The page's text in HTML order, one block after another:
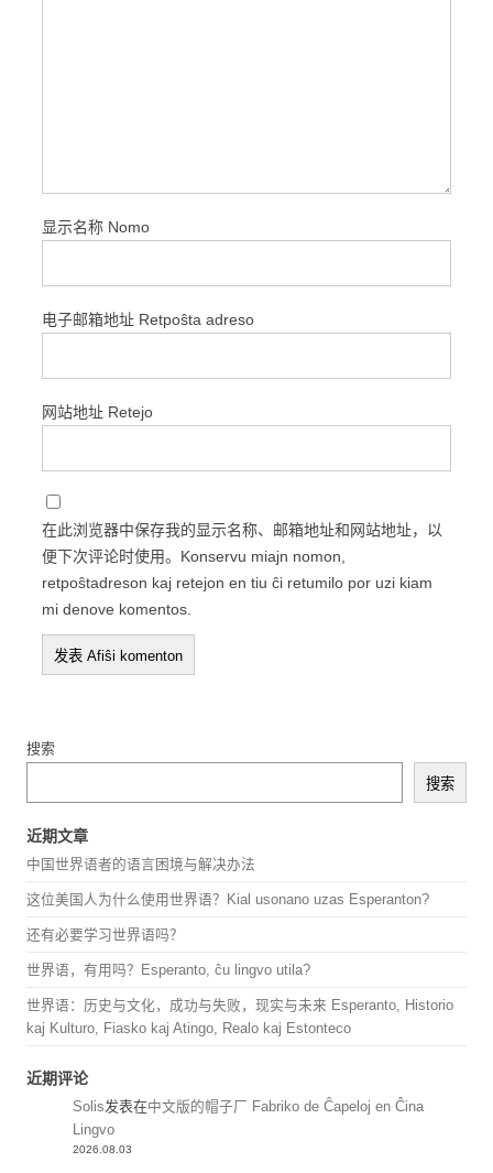
显示名称 Nomo
电子邮箱地址 Retpoŝta adreso
网站地址 Retejo
在此浏览器中保存我的显示名称、邮箱地址和网站地址，以
便下次评论时使用。Konservu miajn nomon,
retpoŝtadreson kaj retejon en tiu ĉi retumilo por uzi kiam
mi denove komentos.
搜索
搜索
近期文章
中国世界语者的语言困境与解决办法
这位美国人为什么使用世界语？Kial usonano uzas Esperanton?
还有必要学习世界语吗？
世界语，有用吗？Esperanto, ĉu lingvo utila?
世界语：历史与文化，成功与失败，现实与未来 Esperanto, Historio
kaj Kulturo, Fiasko kaj Atingo, Realo kaj Estonteco
近期评论
Solis发表在中文版的帽子厂 Fabriko de Ĉapeloj en Ĉina
Lingvo
2026.08.03